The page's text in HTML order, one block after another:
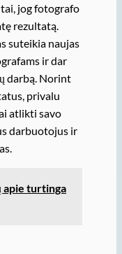
jog fotografo
rezultatą.
suteikia naujas
ir dar
darbą. Norint
privalu
atlikti savo
darbuotojus ir
apie turtinga